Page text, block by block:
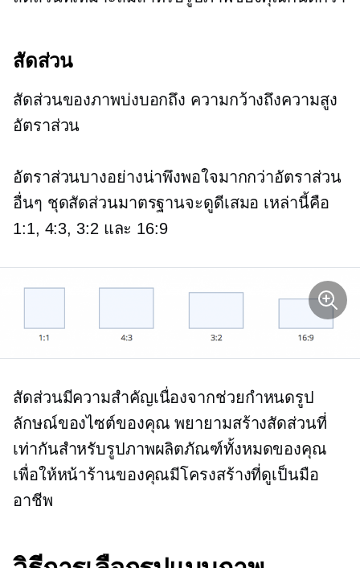
สัดส่วน
สัดส่วนของภาพบ่งบอกถึง ความกว้างถึงความสูง
อัตราส่วน
อัตราส่วนบางอย่างน่าพึงพอใจมากกว่าอัตราส่วน
อื่นๆ ชุดสัดส่วนมาตรฐานจะดูดีเสมอ เหล่านี้คือ
1:1, 4:3, 3:2 และ 16:9
​​สัดส่วนมีความสำคัญเนื่องจากช่วยกำหนดรูป
ลักษณ์ของไซต์ของคุณ พยายามสร้างสัดส่วนที่
เท่ากันสำหรับรูปภาพผลิตภัณฑ์ทั้งหมดของคุณ
เพื่อให้หน้าร้านของคุณมีโครงสร้างที่ดูเป็นมือ
อาชีพ